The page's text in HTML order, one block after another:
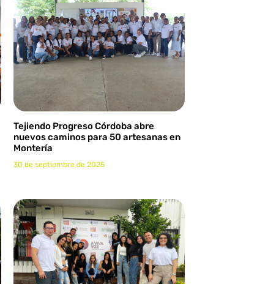
Tejiendo Progreso Córdoba abre
nuevos caminos para 50 artesanas en
Montería
30 de septiembre de 2025